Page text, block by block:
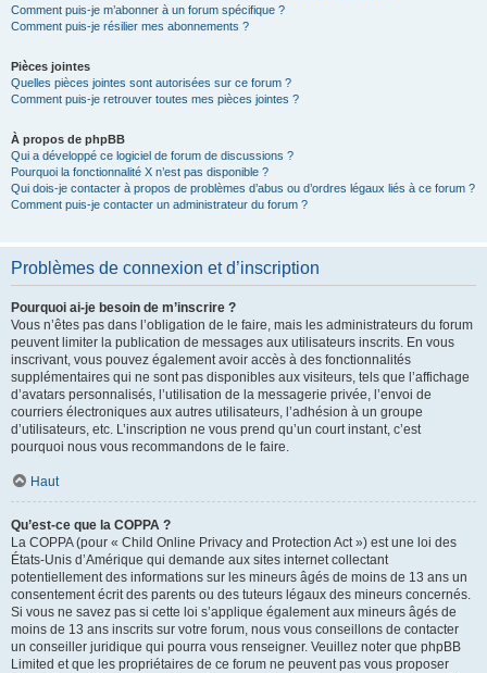
Comment puis-je m’abonner à un forum spécifique ?
Comment puis-je résilier mes abonnements ?
Pièces jointes
Quelles pièces jointes sont autorisées sur ce forum ?
Comment puis-je retrouver toutes mes pièces jointes ?
À propos de phpBB
Qui a développé ce logiciel de forum de discussions ?
Pourquoi la fonctionnalité X n’est pas disponible ?
Qui dois-je contacter à propos de problèmes d’abus ou d’ordres légaux liés à ce forum ?
Comment puis-je contacter un administrateur du forum ?
Problèmes de connexion et d’inscription
Pourquoi ai-je besoin de m’inscrire ?
Vous n’êtes pas dans l’obligation de le faire, mais les administrateurs du forum
peuvent limiter la publication de messages aux utilisateurs inscrits. En vous
inscrivant, vous pouvez également avoir accès à des fonctionnalités
supplémentaires qui ne sont pas disponibles aux visiteurs, tels que l’affichage
d’avatars personnalisés, l’utilisation de la messagerie privée, l’envoi de
courriers électroniques aux autres utilisateurs, l’adhésion à un groupe
d’utilisateurs, etc. L’inscription ne vous prend qu’un court instant, c’est
pourquoi nous vous recommandons de le faire.
Haut
Qu’est-ce que la COPPA ?
La COPPA (pour « Child Online Privacy and Protection Act ») est une loi des
États-Unis d’Amérique qui demande aux sites internet collectant
potentiellement des informations sur les mineurs âgés de moins de 13 ans un
consentement écrit des parents ou des tuteurs légaux des mineurs concernés.
Si vous ne savez pas si cette loi s’applique également aux mineurs âgés de
moins de 13 ans inscrits sur votre forum, nous vous conseillons de contacter
un conseiller juridique qui pourra vous renseigner. Veuillez noter que phpBB
Limited et que les propriétaires de ce forum ne peuvent pas vous proposer